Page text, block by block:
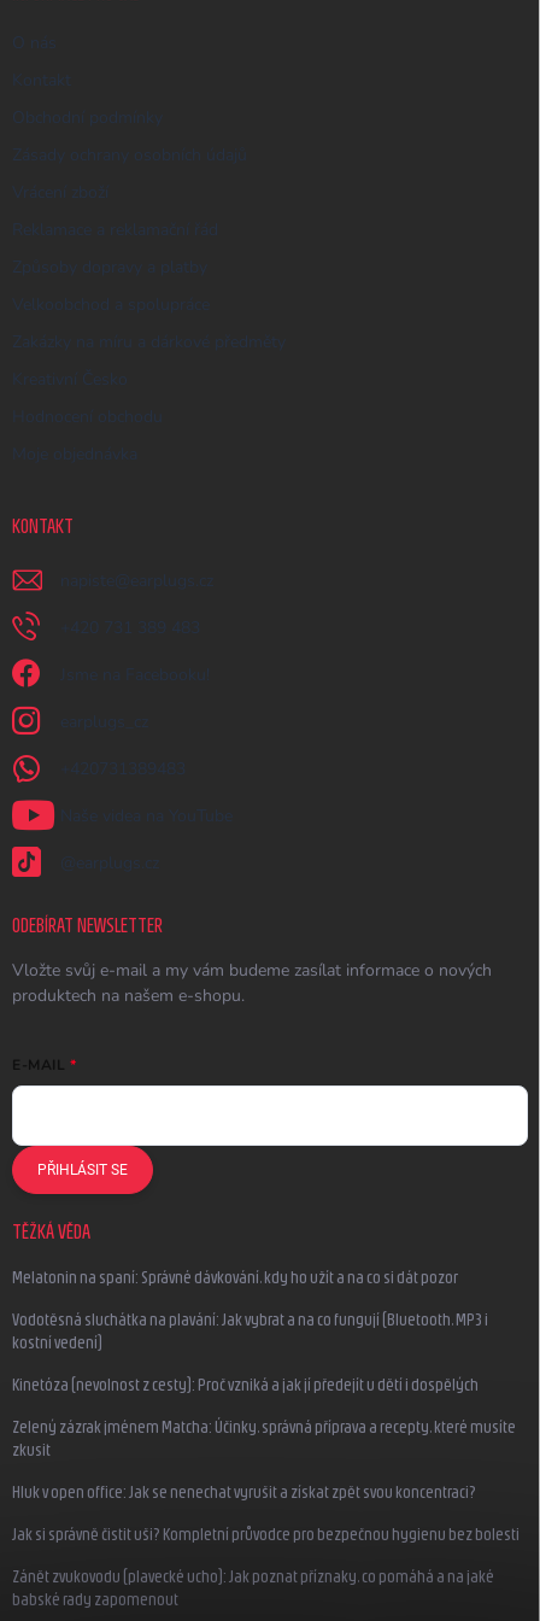
O nás
Kontakt
Obchodní podmínky
Zásady ochrany osobních údajů
Vrácení zboží
Reklamace a reklamační řád
Způsoby dopravy a platby
Velkoobchod a spolupráce
Zakázky na míru a dárkové předměty
Kreativní Česko
Hodnocení obchodu
Moje objednávka
KONTAKT
napiste @ earplugs.cz
+420 731 389 483
Jsme na Facebooku!
earplugs_cz
+420731389483
Naše videa na YouTube
@earplugs.cz
ODEBÍRAT NEWSLETTER
Vložte svůj e-mail a my vám budeme zasílat informace o nových
produktech na našem e-shopu.
E-MAIL
PŘIHLÁSIT SE
TĚŽKÁ VĚDA
Melatonin na spaní: Správné dávkování, kdy ho užít a na co si dát pozor
Vodotěsná sluchátka na plavání: Jak vybrat a na co fungují (Bluetooth, MP3 i
kostní vedení)
Kinetóza (nevolnost z cesty): Proč vzniká a jak jí předejít u dětí i dospělých
Zelený zázrak jménem Matcha: Účinky, správná příprava a recepty, které musíte
zkusit
Hluk v open office: Jak se nenechat vyrušit a získat zpět svou koncentraci?
Jak si správně čistit uši? Kompletní průvodce pro bezpečnou hygienu bez bolesti
Zánět zvukovodu (plavecké ucho): Jak poznat příznaky, co pomáhá a na jaké
babské rady zapomenout